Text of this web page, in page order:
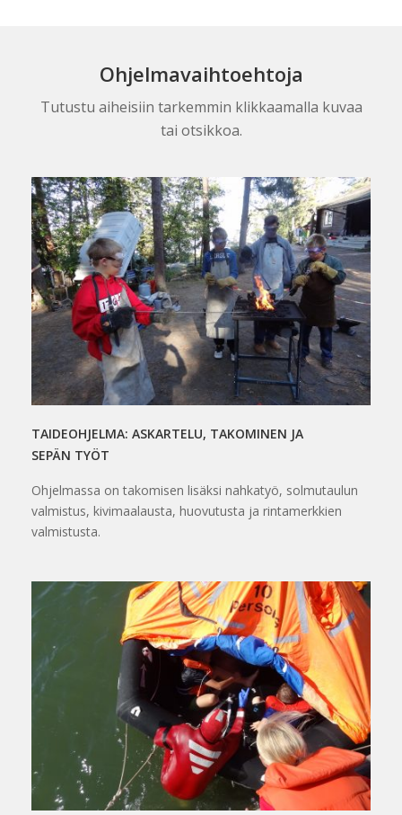
Ohjelmavaihtoehtoja
Tutustu aiheisiin tarkemmin klikkaamalla kuvaa
tai otsikkoa.
TAIDEOHJELMA: ASKARTELU, TAKOMINEN JA
SEPÄN TYÖT
Ohjelmassa on takomisen lisäksi nahkatyö, solmutaulun
valmistus, kivimaalausta, huovutusta ja rintamerkkien
valmistusta.